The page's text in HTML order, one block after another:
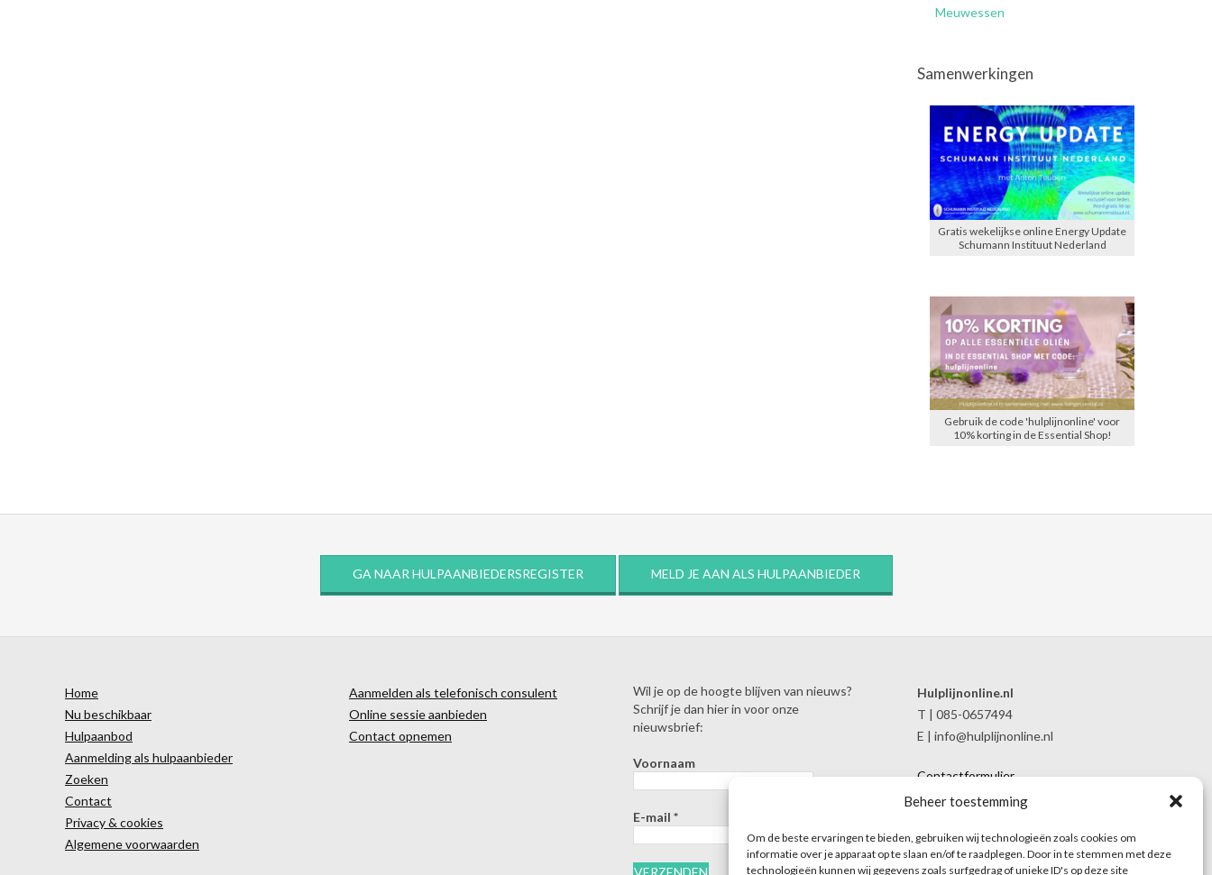
Beheer toestemming
Om de beste ervaringen te bieden, gebruiken wij technologieën zoals cookies om
informatie over je apparaat op te slaan en/of te raadplegen. Door in te stemmen met deze
technologieën kunnen wij gegevens zoals surfgedrag of unieke ID's op deze site
Meuwessen
Samenwerkingen
Gratis wekelijkse online Energy Update
Schumann Instituut Nederland
Gebruik de code 'hulplijnonline' voor
10% korting in de Essential Shop!
GA NAAR HULPAANBIEDERSREGISTER MELD JE AAN ALS HULPAANBIEDER
Home
Nu beschikbaar
Hulpaanbod
Aanmelding als hulpaanbieder
Zoeken
Contact
Privacy & cookies
Algemene voorwaarden
Aanmelden als telefonisch consulent
Online sessie aanbieden
Contact opnemen
Wil je op de hoogte blijven van nieuws?
Schrijf je dan hier in voor onze
nieuwsbrief:
Voornaam
E-mail *
Hulplijnonline.nl
T | 085-0657494
E | info@hulplijnonline.nl
Contactformulier
Over Hulplijnonline.nl